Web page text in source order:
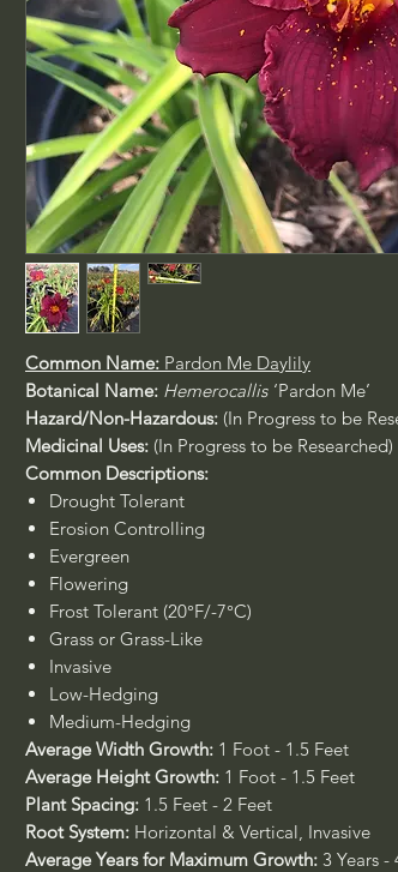
Common Name: Pardon Me Daylily
Botanical Name: Hemerocallis ‘Pardon Me’
Hazard/Non-Hazardous: (In Progress to be
Medicinal Uses: (In Progress to be Researched)
Common Descriptions:
Drought Tolerant
Erosion Controlling
Evergreen
Flowering
Frost Tolerant (20°F/-7°C)
Grass or Grass-Like
Invasive
Low-Hedging
Medium-Hedging
Average Width Growth: 1 Foot - 1.5 Feet
Average Height Growth: 1 Foot - 1.5 Feet
Plant Spacing: 1.5 Feet - 2 Feet
Root System: Horizontal & Vertical, Invasive
Average Years for Maximum Growth: 3 Years -